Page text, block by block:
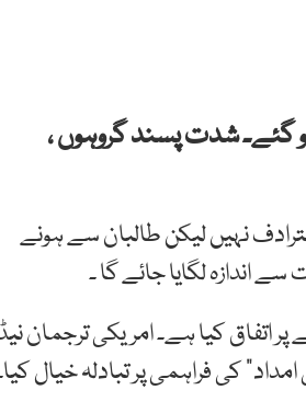
گئے۔ شدت پسند گروہوں ،
نہیں لیکن طالبان سے ہونے
اندازہ لگایا جائے گا ۔
اتفاق کیا ہے۔ امریکی ترجمان
کی فراہمی پر تبادلہ خیال